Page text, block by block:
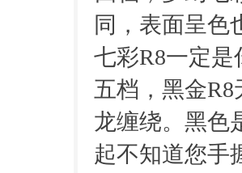
同，表面呈色
七彩R8一定
五档，黑金
龙缠绕。黑色
起不知道您手